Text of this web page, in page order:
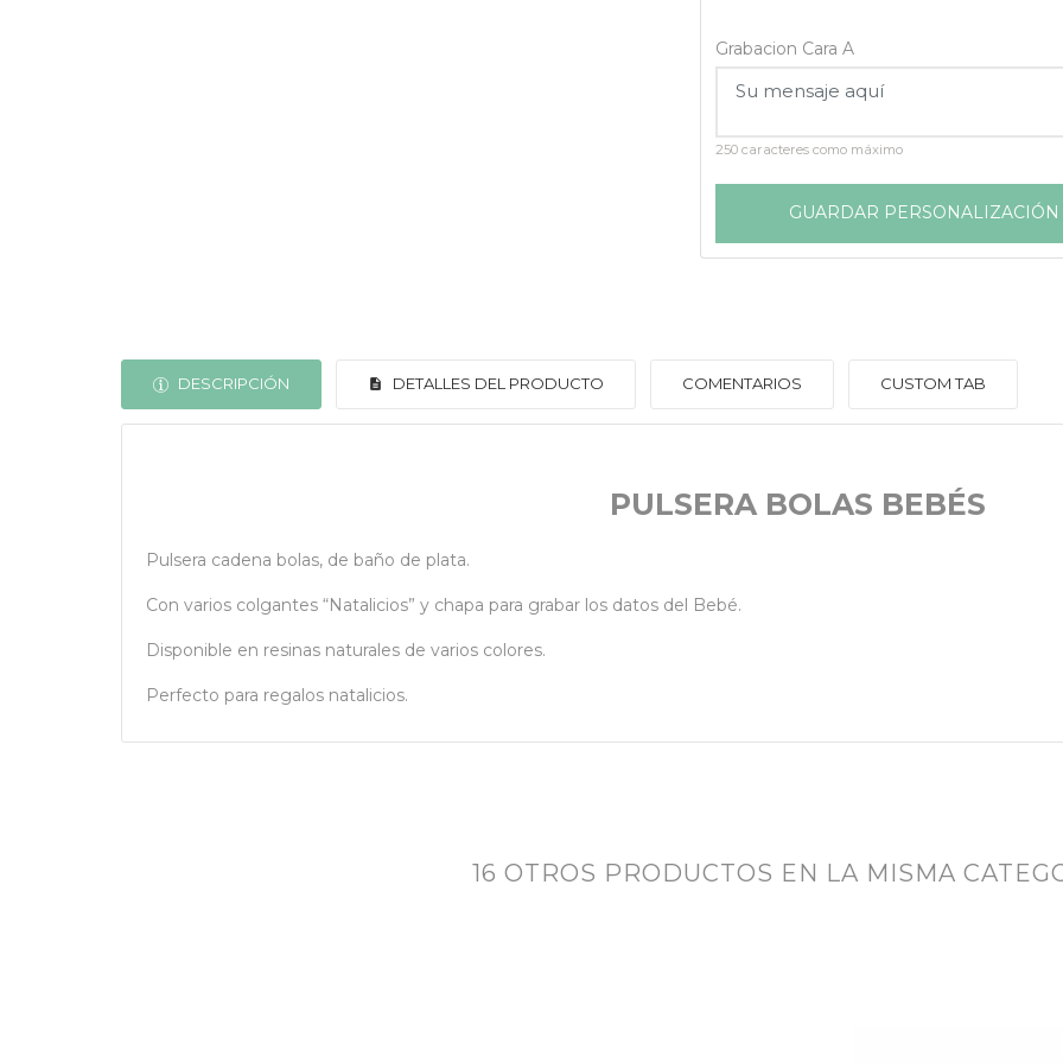
Grabacion Cara A
250 caracteres como máximo
GUARDAR PERSONALIZACIÓN
DESCRIPCIÓN DETALLES DEL PRODUCTO COMENTARIOS CUSTOM TAB
PULSERA BOLAS BEBÉS
Pulsera cadena bolas, de baño de plata.
Con varios colgantes “Natalicios” y chapa para grabar los datos del Bebé.
Disponible en resinas naturales de varios colores.
Perfecto para regalos natalicios.
16 OTROS PRODUCTOS EN LA MISMA